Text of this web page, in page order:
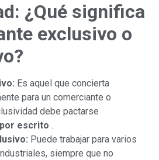
¿Qué significa
exclusivo o
Es aquel que concierta
para un comerciante o
debe pactarse
escrito .
Puede trabajar para varios
siempre que no